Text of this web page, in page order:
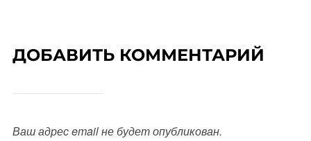
ДОБАВИТЬ КОММЕНТАРИЙ
Ваш адрес email не будет опубликован.